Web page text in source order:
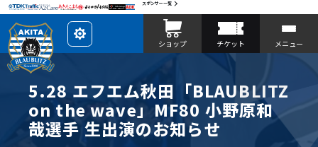
スポンサー一覧
レ
イ
ア
を
カ
ス
タ
マ
イ
ズ
ショップ チケット メニュー
5.28 エフエム秋田「BLAUBLITZ
on the wave」MF80 小野原和
哉選手 生出演のお知らせ